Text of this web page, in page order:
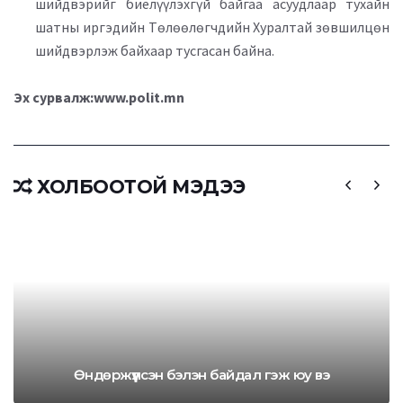
шийдвэрийг биелүүлэхгүй байгаа асуудлаар тухайн
шатны иргэдийн Төлөөлөгчдийн Хуралтай зөвшилцөн
шийдвэрлэж байхаар тусгасан байна.
Эх сурвалж:www.polit.mn
ХОЛБООТОЙ МЭДЭЭ
Өндөржүүлсэн бэлэн байдал гэж юу вэ